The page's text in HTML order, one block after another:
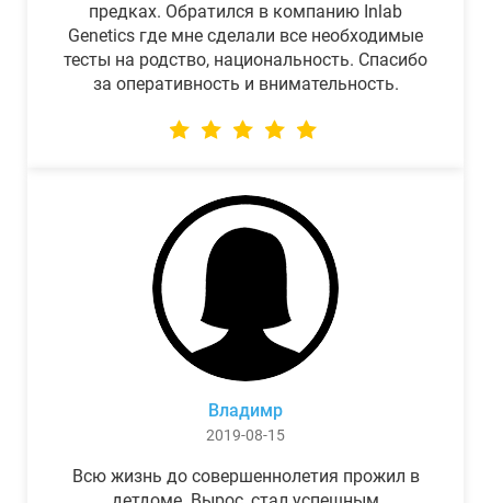
предках. Обратился в компанию Inlab
Genetics где мне сделали все необходимые
тесты на родство, национальность. Спасибо
за оперативность и внимательность.
Владимр
2019-08-15
Всю жизнь до совершеннолетия прожил в